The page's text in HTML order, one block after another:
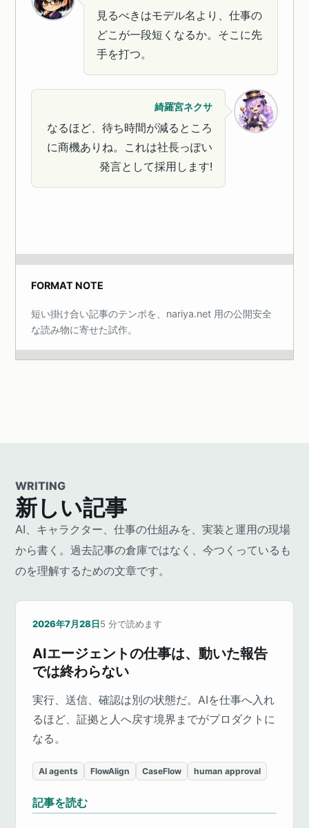
見るべきはモデル名より、仕事の
どこが一段短くなるか。そこに先
手を打つ。
綺羅宮ネクサ
なるほど、待ち時間が減るところ
に商機ありね。これは社長っぽい
発言として採用します!
FORMAT NOTE
短い掛け合い記事のテンポを、nariya.net 用の公開安全
な読み物に寄せた試作。
WRITING
新しい記事
AI、キャラクター、仕事の仕組みを、実装と運用の現場
から書く。過去記事の倉庫ではなく、今つくっているも
のを理解するための文章です。
2026年7月28日5 分で読めます
AIエージェントの仕事は、動いた報告
では終わらない
実行、送信、確認は別の状態だ。AIを仕事へ入れ
るほど、証拠と人へ戻す境界までがプロダクトに
なる。
AI agents FlowAlign CaseFlow human approval
記事を読む